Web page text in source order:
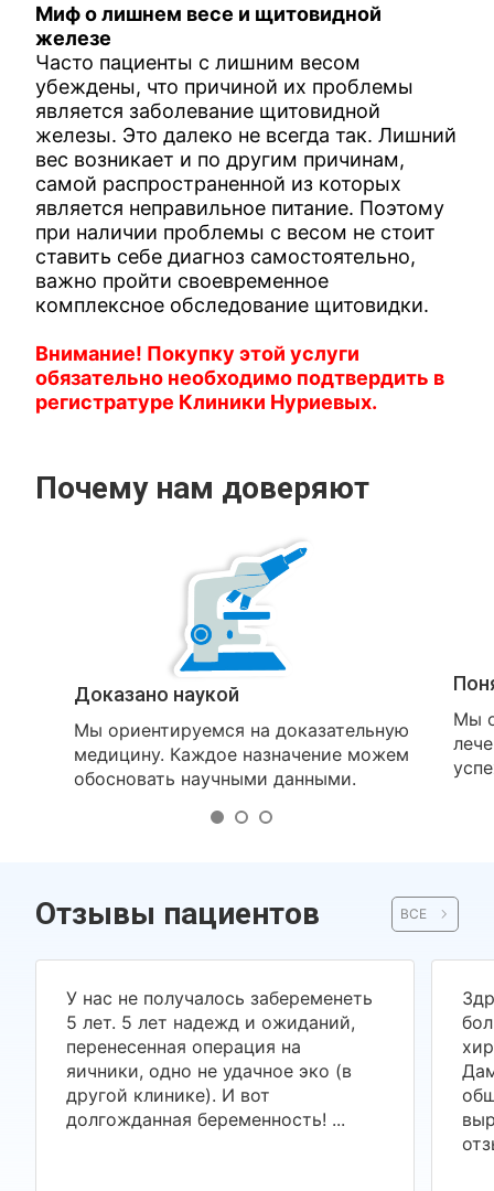
Миф о лишнем весе и щитовидной
железе
Часто пациенты с лишним весом
убеждены, что причиной их проблемы
является заболевание щитовидной
железы. Это далеко не всегда так. Лишний
вес возникает и по другим причинам,
самой распространенной из которых
является неправильное питание. Поэтому
при наличии проблемы с весом не стоит
ставить себе диагноз самостоятельно,
важно пройти своевременное
комплексное обследование щитовидки.
Внимание! Покупку этой услуги
обязательно необходимо подтвердить в
регистратуре Клиники Нуриевых.
Почему нам доверяют
Доказано наукой
Мы ориентируемся на доказательную
медицину. Каждое назначение можем
обосновать научными данными.
Мы
Отзывы пациентов ВСЕ
У нас не получалось забеременеть
5 лет. 5 лет надежд и ожиданий,
перенесенная операция на
яичники, одно не удачное эко (в
другой клинике). И вот
долгожданная беременность! ...